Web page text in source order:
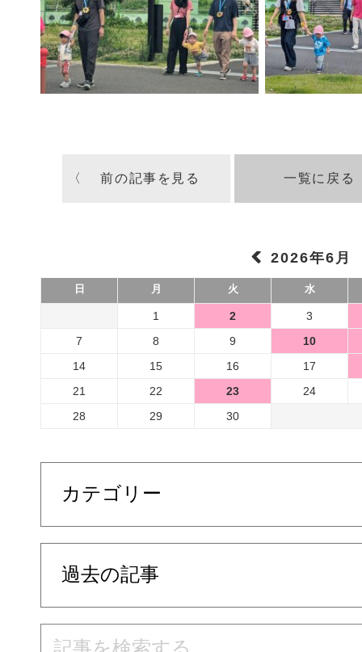
〈 前の記事を見る 一覧に戻る
2026年6月
日 月 火 水
1 2
3
7
8 9
10
14
15 16
17
21
22 23
24
28
29 30